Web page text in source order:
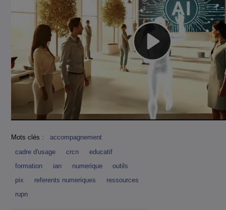
Mots clés :
accompagnement
cadre d'usage
crcn
educatif
formation
ian numerique
outils
pix
referents numeriques
ressources
rupn